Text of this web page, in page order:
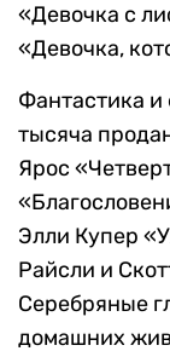
«Девочка с
«Девочка,
Фантастика и
тысяча
Ярос
Элли Купер
Райсли и
Серебряные
домашних